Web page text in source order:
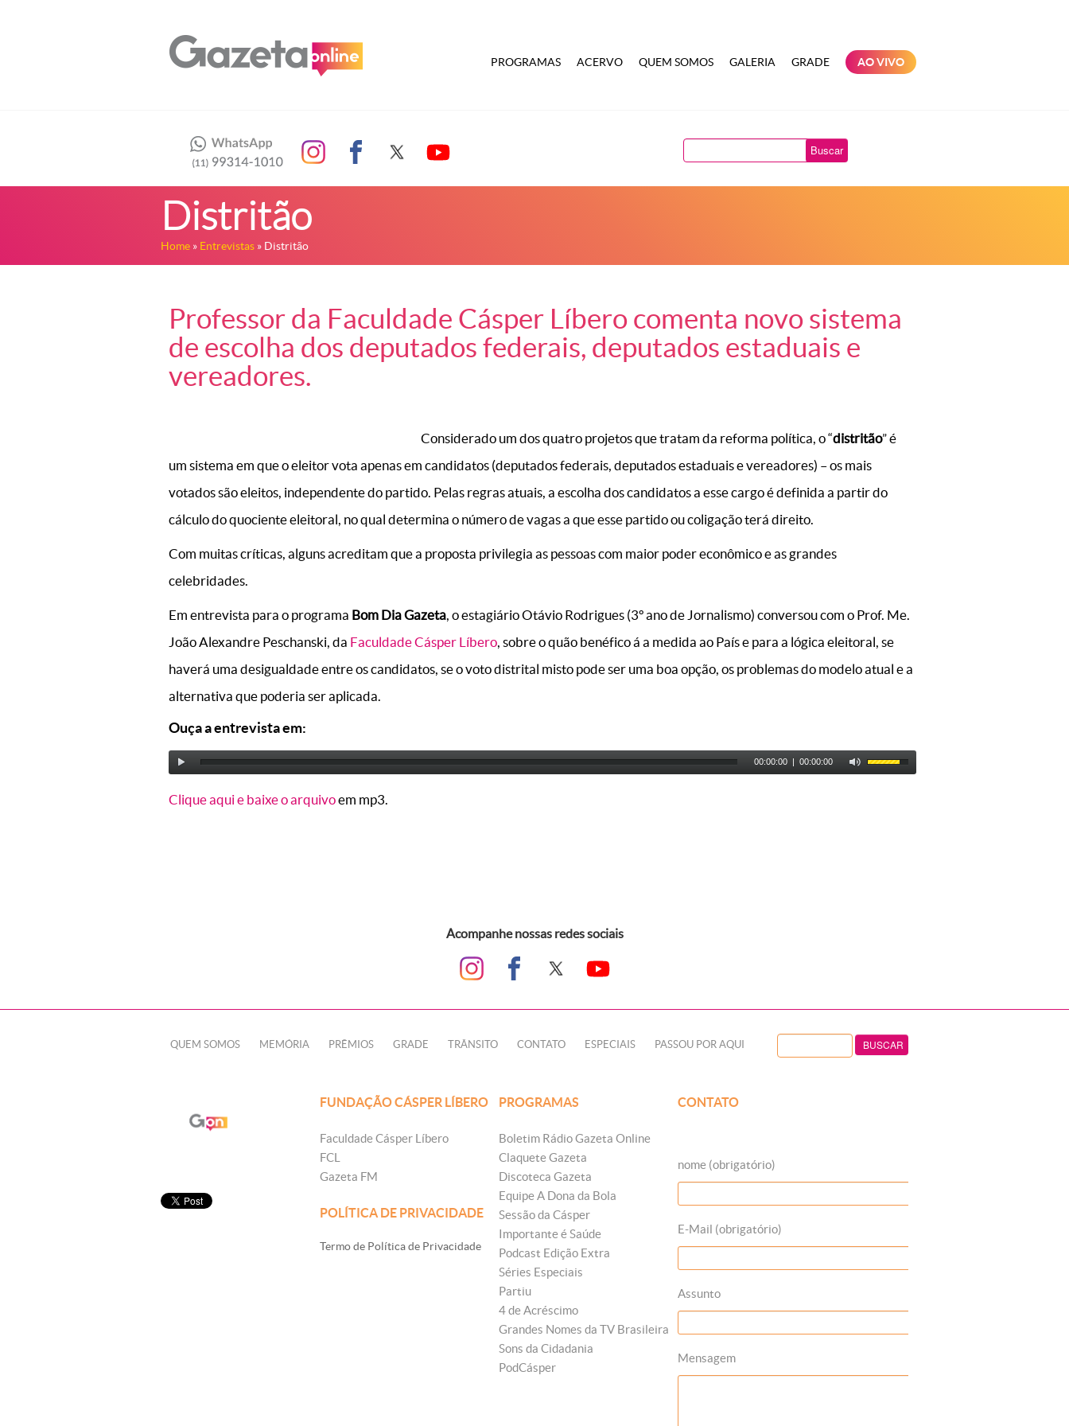
PROGRAMAS ACERVO QUEM SOMOS GALERIA GRADE AO VIVO
Buscar
Distritão
Home » Entrevistas » Distritão
Professor da Faculdade Cásper Líbero comenta novo sistema
de escolha dos deputados federais, deputados estaduais e
vereadores.
Considerado um dos quatro projetos que tratam da reforma política, o “distritão” é
um sistema em que o eleitor vota apenas em candidatos (deputados federais, deputados estaduais e vereadores) – os mais
votados são eleitos, independente do partido. Pelas regras atuais, a escolha dos candidatos a esse cargo é definida a partir do
cálculo do quociente eleitoral, no qual determina o número de vagas a que esse partido ou coligação terá direito.
Com muitas críticas, alguns acreditam que a proposta privilegia as pessoas com maior poder econômico e as grandes
celebridades.
Em entrevista para o programa Bom Dia Gazeta, o estagiário Otávio Rodrigues (3º ano de Jornalismo) conversou com o Prof. Me.
João Alexandre Peschanski, da Faculdade Cásper Líbero, sobre o quão benéfico á a medida ao País e para a lógica eleitoral, se
haverá uma desigualdade entre os candidatos, se o voto distrital misto pode ser uma boa opção, os problemas do modelo atual e a
alternativa que poderia ser aplicada.
Ouça a entrevista em:
00:00:00 | 00:00:00
Clique aqui e baixe o arquivoem mp3.
Acompanhe nossas redes sociais
QUEM SOMOS MEMÓRIA PRÊMIOS GRADE TRÂNSITO CONTATO ESPECIAIS PASSOU POR AQUI
FUNDAÇÃO CÁSPER LÍBERO
Faculdade Cásper Líbero
FCL
Gazeta FM
POLÍTICA DE PRIVACIDADE
Termo de Política de Privacidade
PROGRAMAS
Boletim Rádio Gazeta Online
Claquete Gazeta
Discoteca Gazeta
Equipe A Dona da Bola
Sessão da Cásper
Importante é Saúde
Podcast Edição Extra
Séries Especiais
Partiu
4 de Acréscimo
Grandes Nomes da TV Brasileira
Sons da Cidadania
PodCásper
CONTATO
nome (obrigatório)
E-Mail (obrigatório)
Assunto
Mensagem